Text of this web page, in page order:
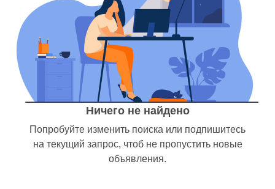
Ничего не найдено
Попробуйте изменить поиска или подпишитесь
на текущий запрос, чтоб не пропустить новые
объявления.